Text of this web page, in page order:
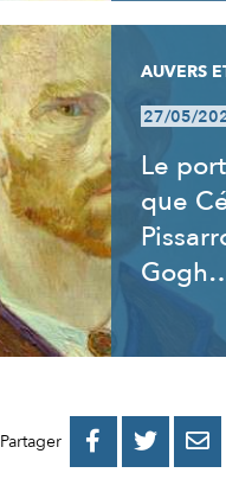
AUVERS
27/05/
Le
que
Partager 
PARTAGER
 